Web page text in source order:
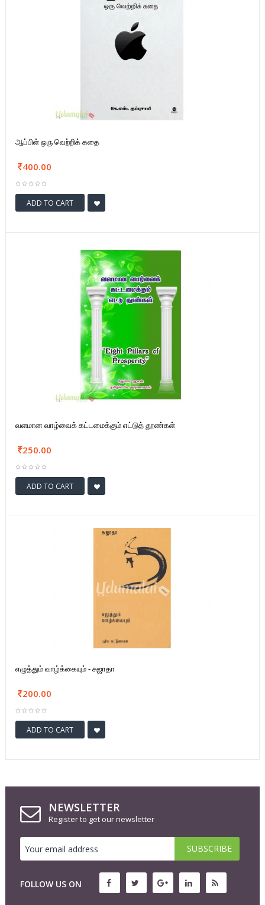
ஆப்பிள் ஒரு வெற்றிக் கதை
400.00
ADD TO CART
வளமான வாழ்வைக் கட்டமைக்கும் எட்டுத் தூண்கள்
250.00
ADD TO CART
எழுத்தும் வாழ்க்கையும் - சுஜாதா
200.00
ADD TO CART
NEWSLETTER
Register to get our newsletter
FOLLOW US ON